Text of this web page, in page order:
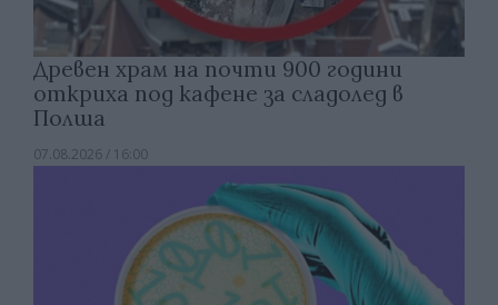
Древен храм на почти 900 години
откриха под кафене за сладолед в
Полша
07.08.2026 / 16:00